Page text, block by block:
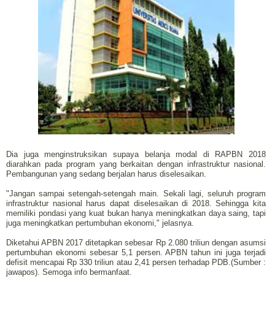
Dia juga menginstruksikan supaya belanja modal di RAPBN 2018
diarahkan pada program yang berkaitan dengan infrastruktur nasional.
Pembangunan yang sedang berjalan harus diselesaikan.
"Jangan sampai setengah-setengah main. Sekali lagi, seluruh program
infrastruktur nasional harus dapat diselesaikan di 2018. Sehingga kita
memiliki pondasi yang kuat bukan hanya meningkatkan daya saing, tapi
juga meningkatkan pertumbuhan ekonomi," jelasnya.
Diketahui APBN 2017 ditetapkan sebesar Rp 2.080 triliun dengan asumsi
pertumbuhan ekonomi sebesar 5,1 persen. APBN tahun ini juga terjadi
defisit mencapai Rp 330 triliun atau 2,41 persen terhadap PDB.(Sumber :
jawapos). Semoga info bermanfaat.